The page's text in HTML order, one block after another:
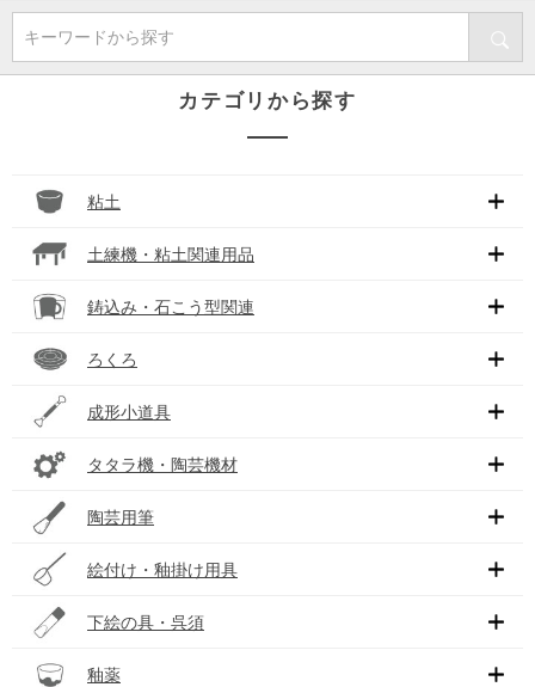
キーワードから探す
カテゴリから探す
粘土
土練機・粘土関連用品
鋳込み・石こう型関連
ろくろ
成形小道具
タタラ機・陶芸機材
陶芸用筆
絵付け・釉掛け用具
下絵の具・呉須
釉薬